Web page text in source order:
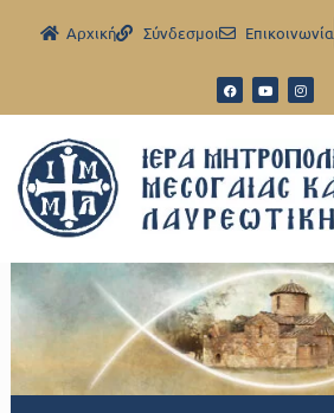
Aρχική Σύνδεσμοι Eπικοινωνία